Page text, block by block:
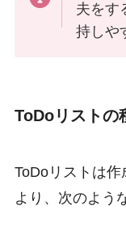
夫をす
持しや
ToDoリストの
ToDoリストは
より、次のよう